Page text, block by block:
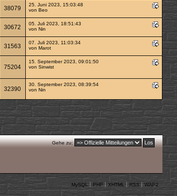
38079
25. Juni 2023, 15:03:48
von Beo
30672
05. Juli 2023, 18:51:43
von Nin
31563
07. Juli 2023, 11:03:34
von Marot
75204
15. September 2023, 09:01:50
von Sinwist
32390
30. September 2023, 08:39:54
von Nin
Gehe zu:
MySQL PHP XHTML RSS WAP2